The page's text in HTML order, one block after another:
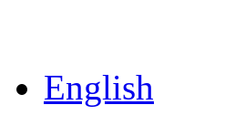
English